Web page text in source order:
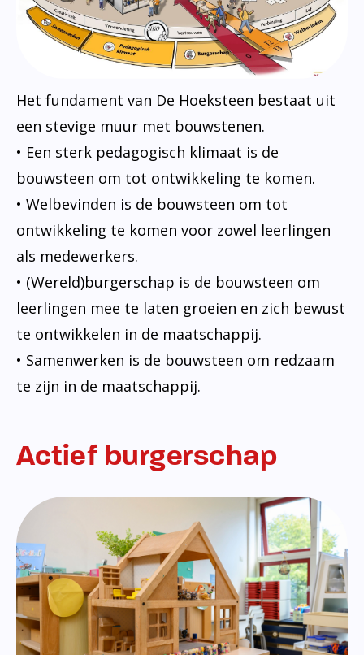
Het fundament van De Hoeksteen bestaat uit
een stevige muur met bouwstenen.
• Een sterk pedagogisch klimaat is de
bouwsteen om tot ontwikkeling te komen.
• Welbevinden is de bouwsteen om tot
ontwikkeling te komen voor zowel leerlingen
als medewerkers.
• (Wereld)burgerschap is de bouwsteen om
leerlingen mee te laten groeien en zich bewust
te ontwikkelen in de maatschappij.
• Samenwerken is de bouwsteen om redzaam
te zijn in de maatschappij.
Actief burgerschap